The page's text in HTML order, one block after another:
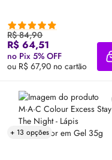
R$ 84,90
R$ 64,51
no Pix 5% OFF
ou R$ 67,90 no cartão
+ 13 opções